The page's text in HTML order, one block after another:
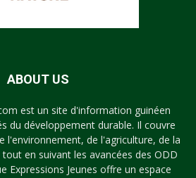
ABOUT US
est un site d'information guinéen
du développement durable. Il couvre
l'environnement, de l'agriculture, de la
en suivant les avancées des ODD
Expressions Jeunes offre un espace